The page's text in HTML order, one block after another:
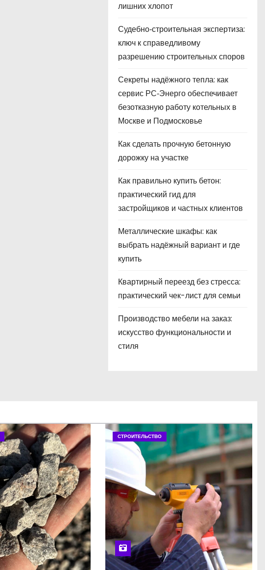
лишних хлопот
Судебно‑строительная экспертиза:
ключ к справедливому
разрешению строительных споров
Секреты надёжного тепла: как
сервис РС‑Энерго обеспечивает
безотказную работу котельных в
Москве и Подмосковье
Как сделать прочную бетонную
дорожку на участке
Как правильно купить бетон:
практический гид для
застройщиков и частных клиентов
Металлические шкафы: как
выбрать надёжный вариант и где
купить
Квартирный переезд без стресса:
практический чек-лист для семьи
Производство мебели на заказ:
искусство функциональности и
стиля
СТРОИТЕЛЬСТВО